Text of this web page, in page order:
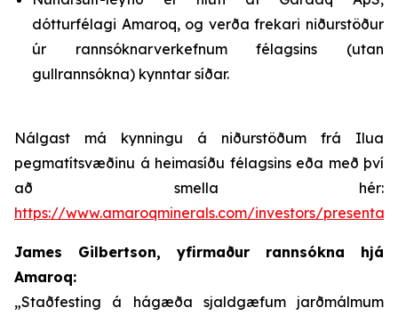
dótturfélagi Amaroq, og verða frekari niðurstöður
úr rannsóknarverkefnum félagsins (utan
gullrannsókna) kynntar síðar.
Nálgast má kynningu á niðurstöðum frá Ilua
pegmatítsvæðinu á heimasíðu félagsins eða með því
að smella hér:
https://www.amaroqminerals.com/investors/
James Gilbertson, yfirmaður rannsókna hjá
Amaroq:
„Staðfesting á hágæða sjaldgæfum jarðmálmum